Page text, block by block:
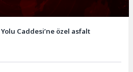
Caddesi’ne özel asfalt